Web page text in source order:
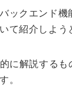
ックエンド
て紹介しよう
に解説する
。